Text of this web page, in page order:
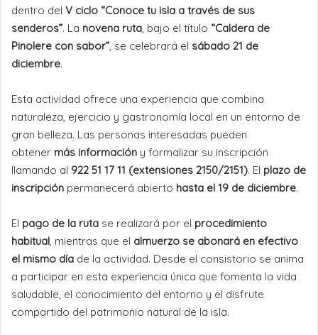
dentro del V ciclo “Conoce tu isla a través de sus
senderos”. La novena ruta, bajo el título “Caldera de
Pinolere con sabor”, se celebrará el sábado 21 de
diciembre.
Esta actividad ofrece una experiencia que combina
naturaleza, ejercicio y gastronomía local en un entorno de
gran belleza. Las personas interesadas pueden
obtener más información y formalizar su inscripción
llamando al 922 51 17 11 (extensiones 2150/2151). El plazo de
inscripción permanecerá abierto hasta el 19 de diciembre.
El pago de la ruta se realizará por el procedimiento
habitual, mientras que el almuerzo se abonará en efectivo
el mismo día de la actividad. Desde el consistorio se anima
a participar en esta experiencia única que fomenta la vida
saludable, el conocimiento del entorno y el disfrute
compartido del patrimonio natural de la isla.